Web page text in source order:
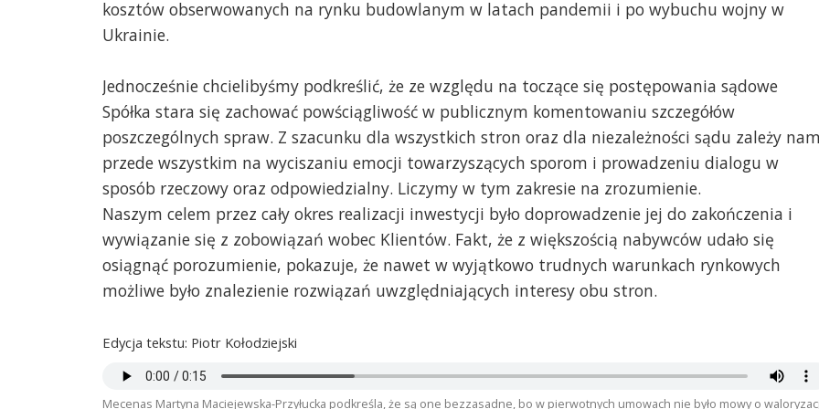
kosztów obserwowanych na rynku budowlanym w latach pandemii i po wybuchu wojny w
Ukrainie.
Jednocześnie chcielibyśmy podkreślić, że ze względu na toczące się postępowania sądowe
Spółka stara się zachować powściągliwość w publicznym komentowaniu szczegółów
poszczególnych spraw. Z szacunku dla wszystkich stron oraz dla niezależności sądu zależy
przede wszystkim na wyciszaniu emocji towarzyszących sporom i prowadzeniu dialogu w
sposób rzeczowy oraz odpowiedzialny. Liczymy w tym zakresie na zrozumienie.
Naszym celem przez cały okres realizacji inwestycji było doprowadzenie jej do zakończenia i
wywiązanie się z zobowiązań wobec Klientów. Fakt, że z większością nabywców udało się
osiągnąć porozumienie, pokazuje, że nawet w wyjątkowo trudnych warunkach rynkowych
możliwe było znalezienie rozwiązań uwzględniających interesy obu stron.
Edycja tekstu: Piotr Kołodziejski
Mecenas Martyna Maciejewska-Przyłucka podkreśla, że są one bezzasadne, bo w pierwotnych umowach nie było mowy o